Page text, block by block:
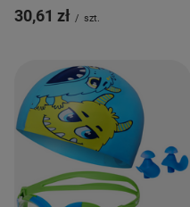
30,61 zł / szt.